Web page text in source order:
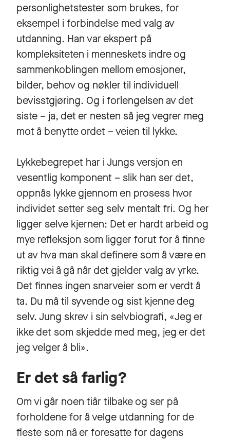
personlighetstester som brukes, for
eksempel i forbindelse med valg av
utdanning. Han var ekspert på
kompleksiteten i menneskets indre og
sammenkoblingen mellom emosjoner,
bilder, behov og nøkler til individuell
bevisstgjøring. Og i forlengelsen av det
siste – ja, det er nesten så jeg vegrer meg
mot å benytte ordet – veien til lykke.
Lykkebegrepet har i Jungs versjon en
vesentlig komponent – slik han ser det,
oppnås lykke gjennom en prosess hvor
individet setter seg selv mentalt fri. Og her
ligger selve kjernen: Det er hardt arbeid og
mye refleksjon som ligger forut for å finne
ut av hva man skal definere som å være en
riktig vei å gå når det gjelder valg av yrke.
Det finnes ingen snarveier som er verdt å
ta. Du må til syvende og sist kjenne deg
selv. Jung skrev i sin selvbiografi, «Jeg er
ikke det som skjedde med meg, jeg er det
jeg velger å bli».
Er det så farlig?
Om vi går noen tiår tilbake og ser på
forholdene for å velge utdanning for de
fleste som nå er foresatte for dagens